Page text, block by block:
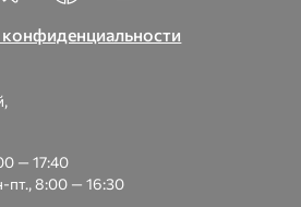
— 17:40
пт., 8:00 — 16:30